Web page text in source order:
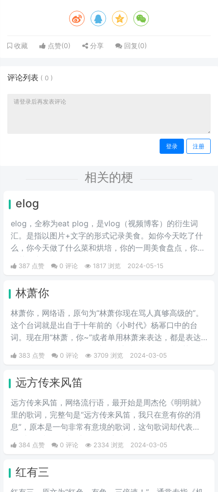
收藏 点赞(0) 分享 回复(0)
评论列表 ( 0 )
登录 注册
相关的梗
elog
elog，全称为eat plog，是vlog（视频博客）的衍生词
汇。是指以图片+文字的形式记录美食。如你今天吃了什
么，你今天做了什么菜和烘培，你的一周美食盘点，你的
奶茶盘点，都值得记录。
387 点赞 0 评论 1817 浏览 2024-05-15
林萧你
林萧你，网络语，原句为“林萧你现在骂人真够高级的”。
这个台词就是出自于十年前的《小时代》杨幂口中的台
词。现在用“林萧，你~”或者单用林萧来表达，都是表达
的一种阴阳怪气的意思。这三个字表示别人在对于某件事
情评判的时候运用的非常巧妙，就传说中的说话，不带脏
383 点赞 0 评论 3709 浏览 2024-03-05
远方传来风笛
远方传来风笛，网络流行语，最开始是周杰伦《明明就》
里的歌词，完整句是“远方传来风笛，我只在意有你的消
息”，原本是一句非常有意境的歌词，这句歌词却代表
了“滚”，成了一种很新的骂人方式。
384 点赞 0 评论 2334 浏览 2024-03-05
红有三